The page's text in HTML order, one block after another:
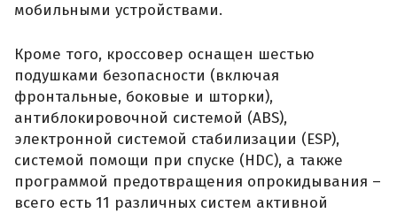
мобильными устройствами.
Кроме того, кроссовер оснащен шестью
подушками безопасности (включая
фронтальные, боковые и шторки),
антиблокировочной системой (ABS),
электронной системой стабилизации (ESP),
системой помощи при спуске (HDC), а также
программой предотвращения опрокидывания –
всего есть 11 различных систем активной